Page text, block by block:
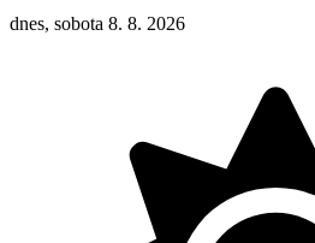
dnes, sobota 8. 8. 2026